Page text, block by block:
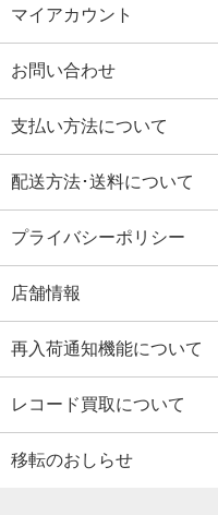
マイアカウント
お問い合わせ
支払い方法について
配送方法･送料について
プライバシーポリシー
店舗情報
再入荷通知機能について
レコード買取について
移転のおしらせ